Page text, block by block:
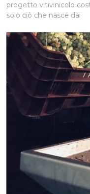
progetto vitivinicolo
solo ciò che nasce dai